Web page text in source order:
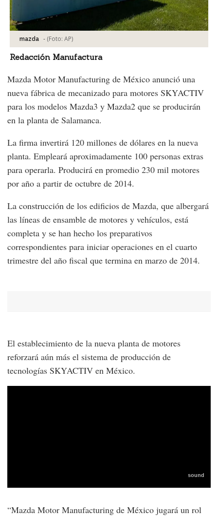
mazda - (Foto: AP)
Redacción Manufactura
Mazda Motor Manufacturing de México anunció una
nueva fábrica de mecanizado para motores SKYACTIV
para los modelos Mazda3 y Mazda2 que se producirán
en la planta de Salamanca.
La firma invertirá 120 millones de dólares en la nueva
planta. Empleará aproximadamente 100 personas extras
para operarla. Producirá en promedio 230 mil motores
por año a partir de octubre de 2014.
La construcción de los edificios de Mazda, que albergará
las líneas de ensamble de motores y vehículos, está
completa y se han hecho los preparativos
correspondientes para iniciar operaciones en el cuarto
trimestre del año fiscal que termina en marzo de 2014.
El establecimiento de la nueva planta de motores
reforzará aún más el sistema de producción de
tecnologías SKYACTIV en México.
“Mazda Motor Manufacturing de México jugará un rol